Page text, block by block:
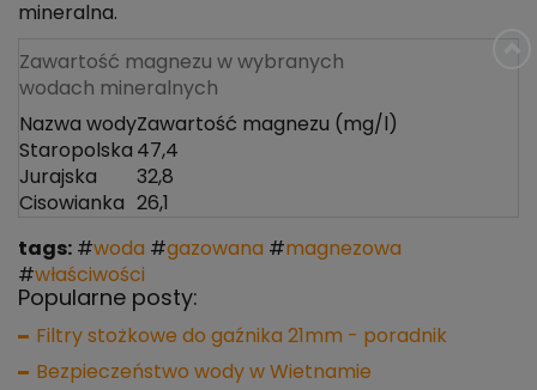
mineralna.
Zawartość magnezu w wybranych
wodach mineralnych
Nazwa wodyZawartość magnezu (mg/l)
Staropolska 47,4
Jurajska
32,8
Cisowianka
26,1
tags: #woda #gazowana #magnezowa
#właściwości
Popularne posty:
Filtry stożkowe do gaźnika 21mm - poradnik
Bezpieczeństwo wody w Wietnamie